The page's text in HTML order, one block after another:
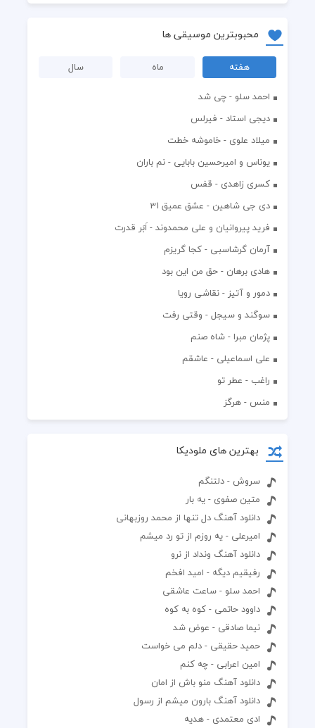
محبوبترین موسیقی ها
هفته ماه
سال
احمد سلو - چی شد
دیجی استاد - فیرلس
میلاد علوی - خاموشه خطت
یوناس و امیرحسین بابایی - نم باران
کسری زاهدی - قفس
دی جی شاهین - عشق عمیق 31
فرید پیروانیان و علی محمدوند - اَبَر قدرت
آرمان گرشاسبی - کجا گریزم
هادی برهان - حق من این بود
دمور و آتیز - نقاشی رویا
سوگند و سیجل - وقتی رفت
پژمان مبرا - شاه صنم
علی اسماعیلی - عاشقم
راغب - عطر تو
منس - هرگز
بهترین های ملودیکا
سروش - دلتنگم
متین صفوی - یه بار
دانلود آهنگ دل تنها از محمد روزبهانی
امیرعلی - یه روزم از تو رد میشم
دانلود آهنگ ونداد از نرو
رفیقیم دیگه - امید افخم
احمد سلو - ساعت عاشقی
داوود حاتمی - کوه به کوه
نیما صادقی - عوض شد
حمید حقیقی - دلم می خواست
امین اعرابی - چه کنم
دانلود آهنگ منو باش از امان
دانلود آهنگ بارون میشم از رسول
ادی معتمدی - هدیه